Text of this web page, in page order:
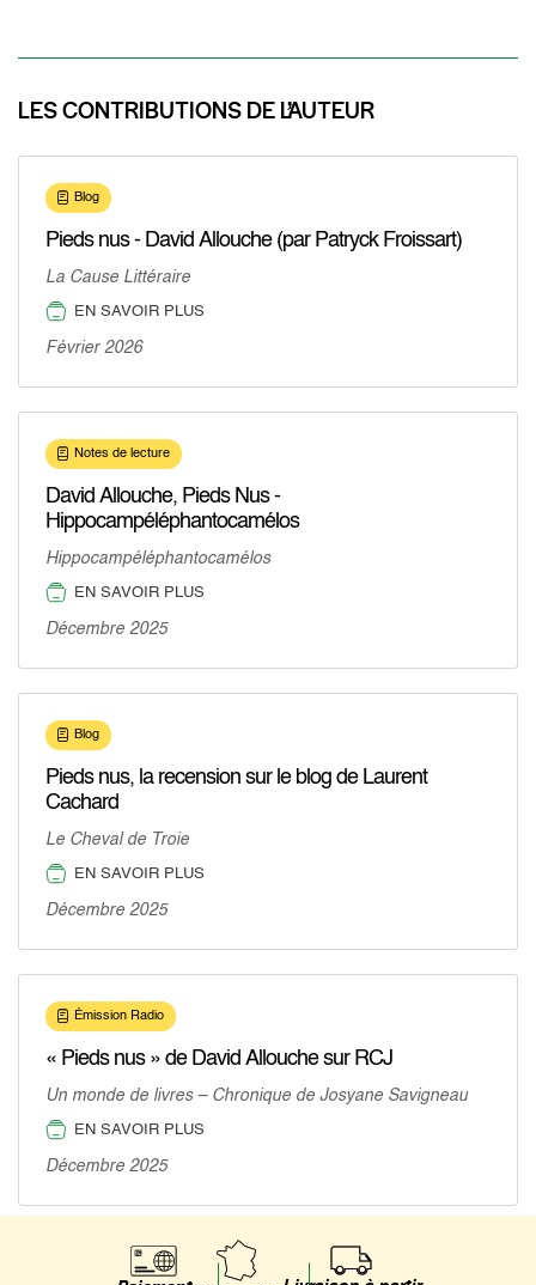
LES CONTRIBUTIONS DE L’AUTEUR
Blog
Pieds nus - David Allouche (par Patryck Froissart)
La Cause Littéraire
EN SAVOIR PLUS
Février 2026
Notes de lecture
David Allouche, Pieds Nus -
Hippocampéléphantocamélos
Hippocampéléphantocamélos
EN SAVOIR PLUS
Décembre 2025
Blog
Pieds nus, la recension sur le blog de Laurent
Cachard
Le Cheval de Troie
EN SAVOIR PLUS
Décembre 2025
Émission Radio
« Pieds nus » de David Allouche sur RCJ
Un monde de livres – Chronique de Josyane Savigneau
EN SAVOIR PLUS
Décembre 2025